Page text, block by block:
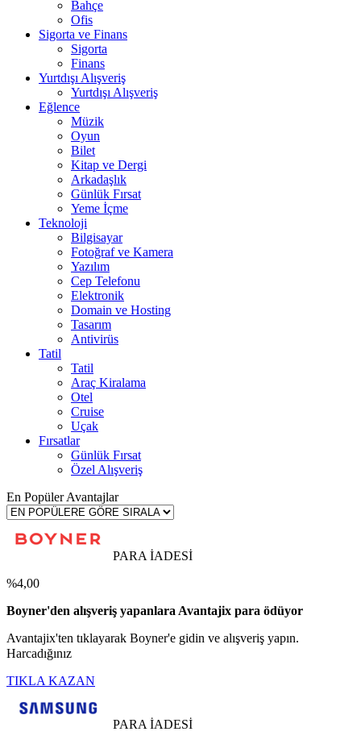
Bahçe
Ofis
Sigorta ve Finans
Sigorta
Finans
Yurtdışı Alışveriş
Yurtdışı Alışveriş
Eğlence
Müzik
Oyun
Bilet
Kitap ve Dergi
Arkadaşlık
Günlük Fırsat
Yeme İçme
Teknoloji
Bilgisayar
Fotoğraf ve Kamera
Yazılım
Cep Telefonu
Elektronik
Domain ve Hosting
Tasarım
Antivirüs
Tatil
Tatil
Araç Kiralama
Otel
Cruise
Uçak
Fırsatlar
Günlük Fırsat
Özel Alışveriş
En Popüler Avantajlar
PARA İADESİ
%4,00
Boyner'den alışveriş yapanlara Avantajix para ödüyor
Avantajix'ten tıklayarak Boyner'e gidin ve alışveriş yapın.
Harcadığınız
TIKLA KAZAN
PARA İADESİ